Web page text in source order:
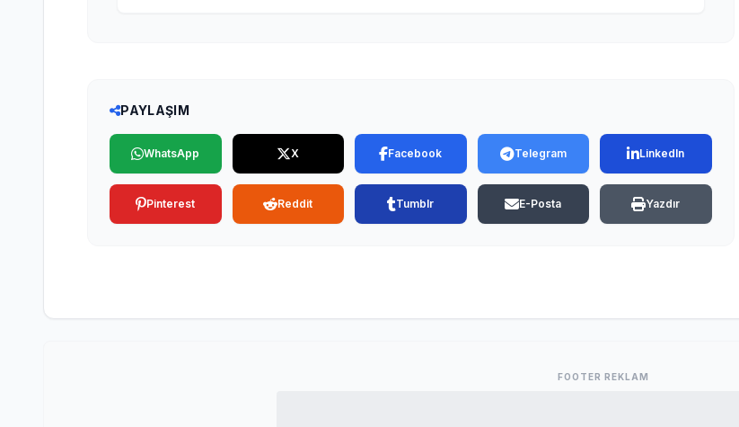
PAYLAŞIM
WhatsApp X Facebook Telegram LinkedIn
Pinterest Reddit Tumblr E-Posta Yazdır
FOOTER REKLAM